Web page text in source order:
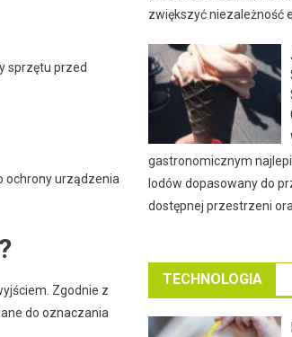
sprzętu przed
ochrony urządzenia
Zgodnie z
do oznaczania
zwiększyć niezależność
gastronomicznym
lodów dopasowany do
dostępnej przestrzeni ora
TECHNOLOGIA